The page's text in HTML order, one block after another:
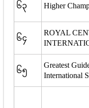
၆၃ Higher
၆၄
ROYAL
၆၅
Greatest
International